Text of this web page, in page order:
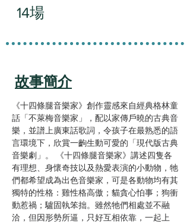
14場
《十四條腿音樂家》創作靈感來自經典格林童
話「不萊梅音樂家」，配以家傳戶曉的古典音
樂，並譜上廣東話歌詞，令孩子在最熟悉的語
言環境下，欣賞一齣生動可愛的「現代版古典
音樂劇」。 《十四條腿音樂家》講述四隻各
有理想、身懷奇技以及熱愛表演的小動物，牠
們都希望成為出色音樂家，可是各動物均有其
獨特的性格：雞性格高傲；貓貪心怕事；狗衝
動惹禍；驢固執笨拙。雖然牠們相處並不融
洽，但因形勢所逼，只好互相依靠，一起上
故事簡介